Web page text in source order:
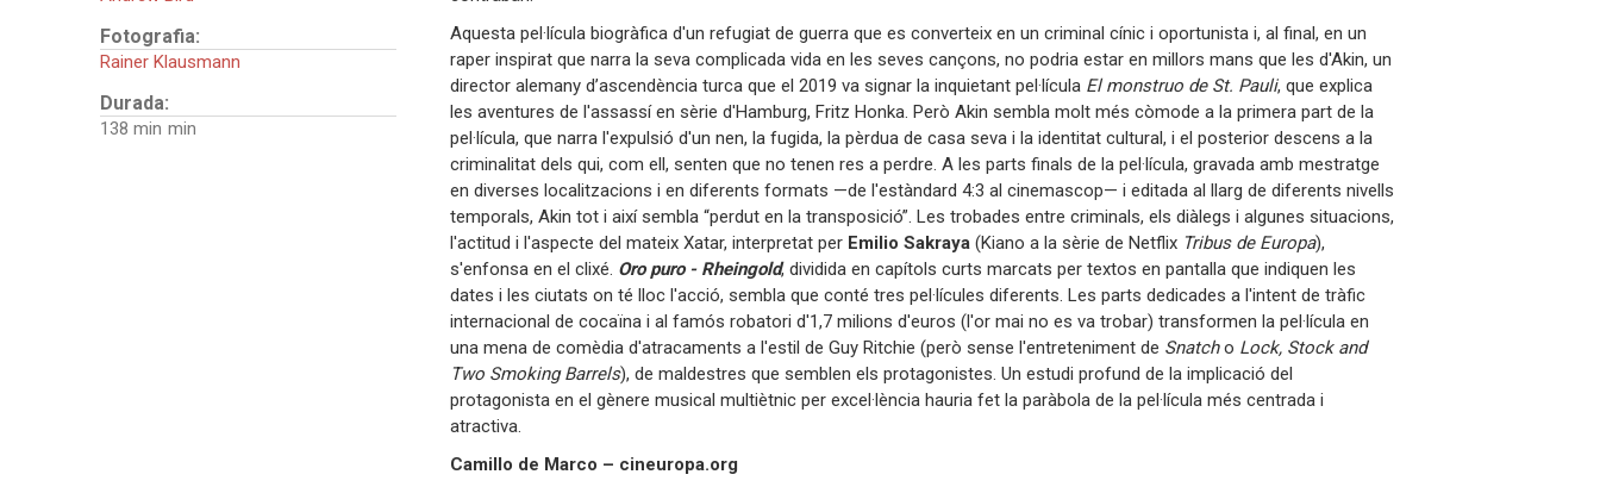
Fotografia:
Rainer Klausmann
Durada:
138 min
Aquesta pel·lícula biogràfica d'un refugiat de guerra que es converteix en un criminal cínic i oportunista i, al final, en un
raper inspirat que narra la seva complicada vida en les seves cançons, no podria estar en millors mans que les d'Akin, un
director alemany d’ascendència turca que el 2019 va signar la inquietant pel·lícula El monstruo de St. Pauli, que explica
les aventures de l'assassí en sèrie d'Hamburg, Fritz Honka. Però Akin sembla molt més còmode a la primera part de la
pel·lícula, que narra l'expulsió d'un nen, la fugida, la pèrdua de casa seva i la identitat cultural, i el posterior descens a la
criminalitat dels qui, com ell, senten que no tenen res a perdre. A les parts finals de la pel·lícula, gravada amb mestratge
en diverses localitzacions i en diferents formats —de l'estàndard 4:3 al cinemascop— i editada al llarg de diferents nivells
temporals, Akin tot i així sembla “perdut en la transposició”. Les trobades entre criminals, els diàlegs i algunes situacions,
l'actitud i l'aspecte del mateix Xatar, interpretat per Emilio Sakraya(Kiano a la sèrie de Netflix Tribus de Europa),
s'enfonsa en el clixé. Oro puro - Rheingold, dividida en capítols curts marcats per textos en pantalla que indiquen les
dates i les ciutats on té lloc l'acció, sembla que conté tres pel·lícules diferents. Les parts dedicades a l'intent de tràfic
internacional de cocaïna i al famós robatori d'1,7 milions d'euros (l'or mai no es va trobar) transformen la pel·lícula en
una mena de comèdia d'atracaments a l'estil de Guy Ritchie (però sense l'entreteniment de Snatcho Lock, Stock and
Two Smoking Barrels), de maldestres que semblen els protagonistes. Un estudi profund de la implicació del
protagonista en el gènere musical multiètnic per excel·lència hauria fet la paràbola de la pel·lícula més centrada i
atractiva.
Camillo de Marco – cineuropa.org